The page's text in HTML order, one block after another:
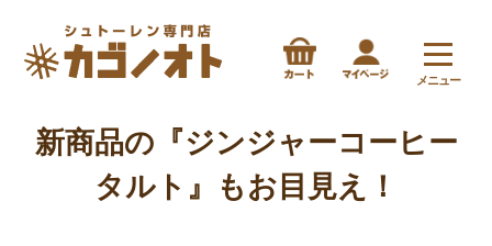
メニュー
新商品の『ジンジャーコーヒー
タルト』もお目見え！